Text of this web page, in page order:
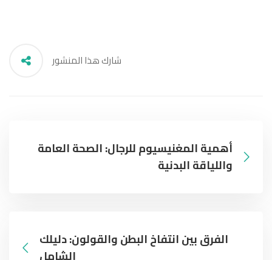
شارك هذا المنشور
أهمية المغنيسيوم للرجال: الصحة العامة
واللياقة البدنية
الفرق بين انتفاخ البطن والقولون: دليلك